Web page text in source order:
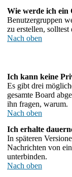
Wie werde ich ein
Benutzergruppen
zu erstellen,
Nach oben
Ich kann keine
Es gibt drei
gesamte Board
ihn fragen, warum.
Nach oben
Ich erhalte
In späteren
Nachrichten von
unterbinden.
Nach oben